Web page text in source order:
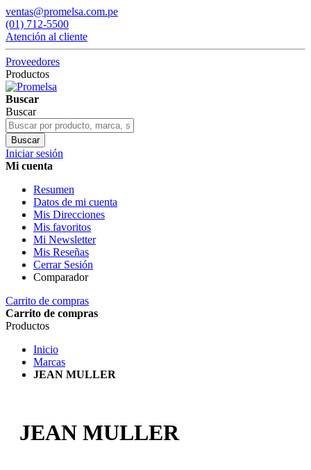
ventas@promelsa.com.pe
(01) 712-5500
Atención al cliente
Proveedores
Productos
Buscar
Buscar
Buscar
Iniciar sesión
Mi cuenta
Resumen
Datos de mi cuenta
Mis Direcciones
Mis favoritos
Mi Newsletter
Mis Reseñas
Cerrar Sesión
Comparador
Carrito de compras
Carrito de compras
Productos
Inicio
Marcas
JEAN MULLER
JEAN MULLER